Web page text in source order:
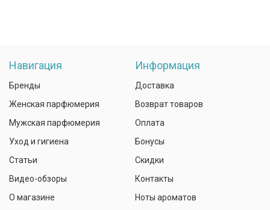
Навигация
Бренды
Женская парфюмерия
Мужская парфюмерия
Уход и гигиена
Статьи
Видео-обзоры
О магазине
Информация
Доставка
Возврат товаров
Оплата
Бонусы
Скидки
Контакты
Ноты ароматов